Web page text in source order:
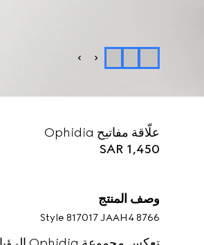
علّاقة مفاتيح Ophidia
SAR 1,450
وصف المنتج
Style ‎817017 JAAH4 8766